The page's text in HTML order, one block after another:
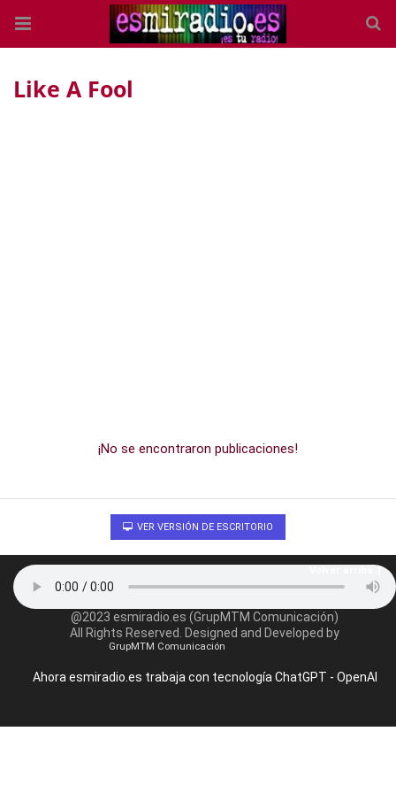
Like A Fool
¡No se encontraron publicaciones!
VER VERSIÓN DE ESCRITORIO
@2023 esmiradio.es (GrupMTM Comunicación)
All Rights Reserved. Designed and Developed by
GrupMTM Comunicación
Ahora esmiradio.es trabaja con tecnología ChatGPT - OpenAI